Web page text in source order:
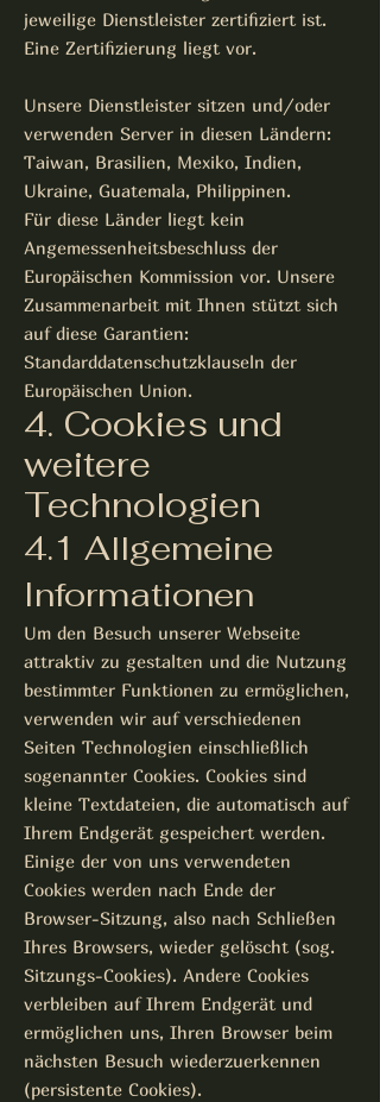
jeweilige Dienstleister zertifiziert ist.
Eine Zertifizierung liegt vor.
Unsere Dienstleister sitzen und/oder
verwenden Server in diesen Ländern:
Taiwan, Brasilien, Mexiko, Indien,
Ukraine, Guatemala, Philippinen.
Für diese Länder liegt kein
Angemessenheitsbeschluss der
Europäischen Kommission vor. Unsere
Zusammenarbeit mit Ihnen stützt sich
auf diese Garantien:
Standarddatenschutzklauseln der
Europäischen Union.
4. Cookies und
weitere
Technologien
4.1 Allgemeine
Informationen
Um den Besuch unserer Webseite
attraktiv zu gestalten und die Nutzung
bestimmter Funktionen zu ermöglichen,
verwenden wir auf verschiedenen
Seiten Technologien einschließlich
sogenannter Cookies. Cookies sind
kleine Textdateien, die automatisch auf
Ihrem Endgerät gespeichert werden.
Einige der von uns verwendeten
Cookies werden nach Ende der
Browser-Sitzung, also nach Schließen
Ihres Browsers, wieder gelöscht (sog.
Sitzungs-Cookies). Andere Cookies
verbleiben auf Ihrem Endgerät und
ermöglichen uns, Ihren Browser beim
nächsten Besuch wiederzuerkennen
(persistente Cookies).